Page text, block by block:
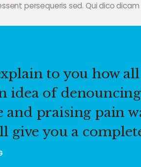
persequeris sed. Qui dico dicam
to you how
idea of denouncing
and praising pain
give you a